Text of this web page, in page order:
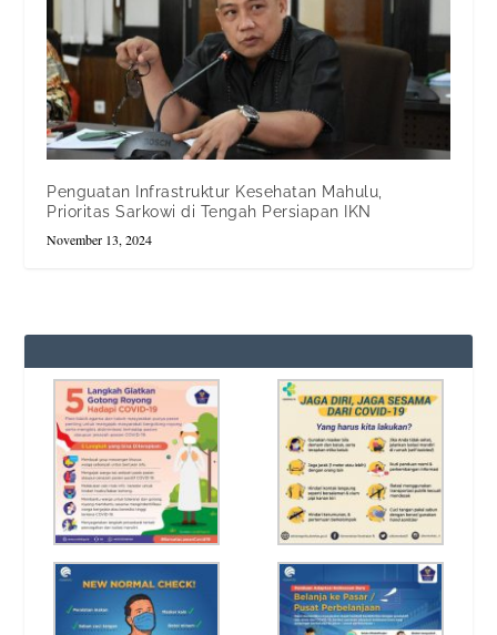
Penguatan Infrastruktur Kesehatan Mahulu,
Prioritas Sarkowi di Tengah Persiapan IKN
November 13, 2024